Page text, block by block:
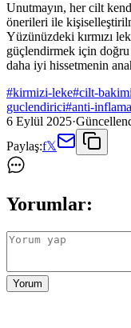
Unutmayın, her cilt
önerileri ile
Yüzünüzdeki kırmızı
güçlendirmek için
daha iyi hissetmenin
#kirmizi-leke#cilt-
guclendirici#anti-
6 Eylül 2025·
Paylaş:f𝕏
Yorumlar:
Yorum